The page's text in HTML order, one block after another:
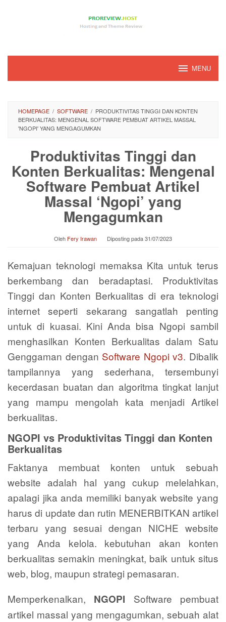
MENU
HOMEPAGE / SOFTWARE / PRODUKTIVITAS TINGGI DAN KONTEN
BERKUALITAS: MENGENAL SOFTWARE PEMBUAT ARTIKEL MASSAL
'NGOPI' YANG MENGAGUMKAN
Produktivitas Tinggi dan
Konten Berkualitas: Mengenal
Software Pembuat Artikel
Massal ‘Ngopi’ yang
Mengagumkan
Oleh Fery Irawan Diposting pada31/07/2023
Kemajuan teknologi memaksa Kita untuk terus
berkembang dan beradaptasi. Produktivitas
Tinggi dan Konten Berkualitas di era teknologi
internet seperti sekarang sangatlah penting
untuk di kuasai. Kini Anda bisa Ngopi sambil
menghasilkan Konten Berkualitas dalam Satu
Genggaman dengan Software Ngopi v3. Dibalik
tampilannya yang sederhana, tersembunyi
kecerdasan buatan dan algoritma tingkat lanjut
yang mampu mengolah kata menjadi Artikel
berkualitas.
NGOPI vs Produktivitas Tinggi dan Konten
Berkualitas
Faktanya membuat konten untuk sebuah
website adalah hal yang cukup melelahkan,
apalagi jika anda memiliki banyak website yang
harus di update dan rutin MENERBITKAN artikel
terbaru yang sesuai dengan NICHE website
yang Anda kelola. kebutuhan akan konten
berkualitas semakin meningkat, baik untuk situs
web, blog, maupun strategi pemasaran.
Memperkenalkan, NGOPI Software pembuat
artikel massal yang mengagumkan, sebuah alat